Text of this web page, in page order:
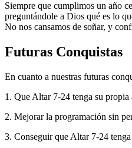
Siempre que cumplimos un año
preguntándole a Dios qué es lo
No nos cansamos de soñar, y
Futuras Conquistas
En cuanto a nuestras futuras
1. Que Altar 7-24 tenga su propia
2. Mejorar la programación sin
3. Conseguir que Altar 7-24